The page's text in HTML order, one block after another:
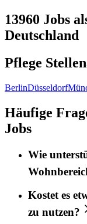
13960 Jobs
Deutschland
Pflege
BerlinDüsseldorf
Häufige
Jobs
Wie
Kostet es
zu nutzen?